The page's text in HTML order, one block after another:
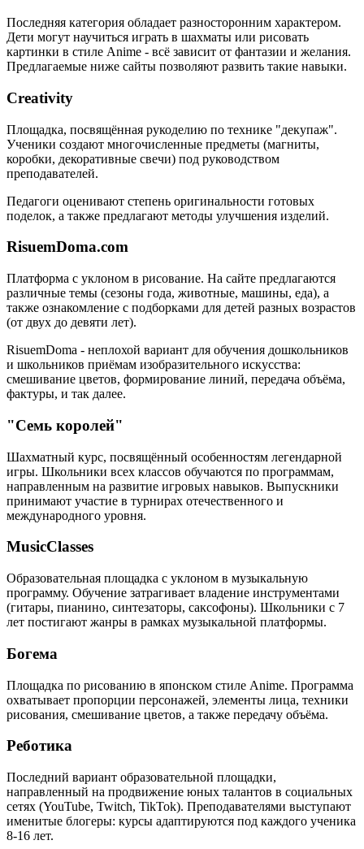
Последняя категория обладает разносторонним характером.
Дети могут научиться играть в шахматы или рисовать
картинки в стиле Anime - всё зависит от фантазии и желания.
Предлагаемые ниже сайты позволяют развить такие навыки.
Creativity
Площадка, посвящённая рукоделию по технике "декупаж".
Ученики создают многочисленные предметы (магниты,
коробки, декоративные свечи) под руководством
преподавателей.
Педагоги оценивают степень оригинальности готовых
поделок, а также предлагают методы улучшения изделий.
RisuemDoma.com
Платформа с уклоном в рисование. На сайте предлагаются
различные темы (сезоны года, животные, машины, еда), а
также ознакомление с подборками для детей разных возрастов
(от двух до девяти лет).
RisuemDoma - неплохой вариант для обучения дошкольников
и школьников приёмам изобразительного искусства:
смешивание цветов, формирование линий, передача объёма,
фактуры, и так далее.
"Семь королей"
Шахматный курс, посвящённый особенностям легендарной
игры. Школьники всех классов обучаются по программам,
направленным на развитие игровых навыков. Выпускники
принимают участие в турнирах отечественного и
международного уровня.
MusicClasses
Образовательная площадка с уклоном в музыкальную
программу. Обучение затрагивает владение инструментами
(гитары, пианино, синтезаторы, саксофоны). Школьники с 7
лет постигают жанры в рамках музыкальной платформы.
Богема
Площадка по рисованию в японском стиле Anime. Программа
охватывает пропорции персонажей, элементы лица, техники
рисования, смешивание цветов, а также передачу объёма.
Реботика
Последний вариант образовательной площадки,
направленный на продвижение юных талантов в социальных
сетях (YouTube, Twitch, TikTok). Преподавателями выступают
именитые блогеры: курсы адаптируются под каждого ученика
8-16 лет.